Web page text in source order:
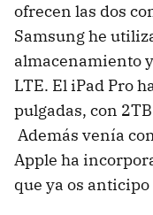
ofrecen las dos
Samsung he
almacenamiento
LTE. El iPad Pro
pulgadas, con
Además venía
Apple ha
que ya os